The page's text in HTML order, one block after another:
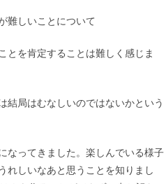
難しいことについて
とを肯定することは難しく感じま
結局はむなしいのではないかという
なってきました。楽しんでいる様子
れしいなあと思うことを知りまし